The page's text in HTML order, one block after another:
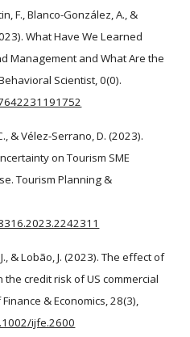
F., Blanco-González, A., &
What Have We Learned
Management and What Are the
Scientist, 0(0).
& Vélez-Serrano, D. (2023).
on Tourism SME
Tourism Planning &
& Lobão, J. (2023). The effect of
the credit risk of US commercial
& Economics, 28(3),
ijfe.2600